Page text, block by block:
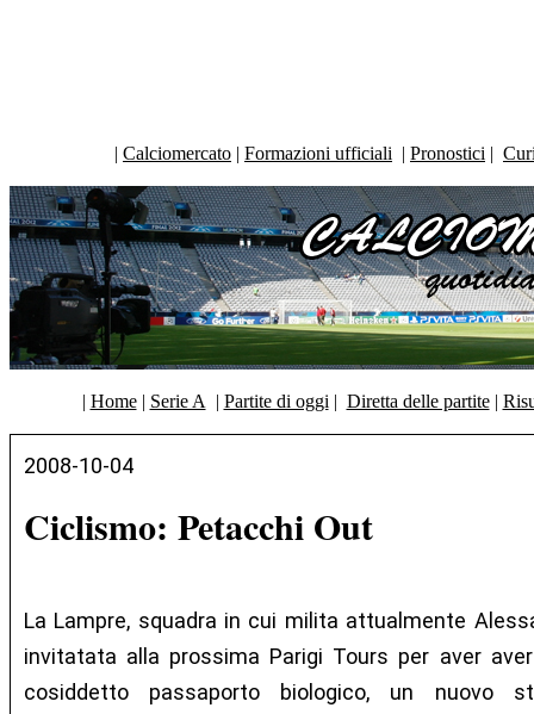
| Calciomercato | Formazioni ufficiali | Pronostici |
| Home| Serie A | Partite di oggi | Diretta delle partite|
2008-10-04
Ciclismo: Petacchi Out
La Lampre, squadra in cui milita attualmente
invitatata alla prossima Parigi Tours per aver
cosiddetto passaporto biologico, un nuovo